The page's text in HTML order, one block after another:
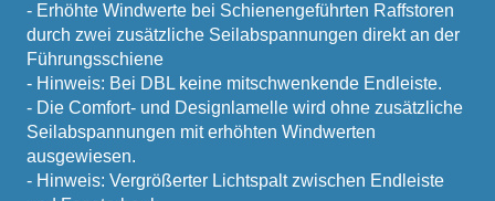
- Erhöhte Windwerte bei Schienengeführten Raffstoren
durch zwei zusätzliche Seilabspannungen direkt an der
Führungsschiene
- Hinweis: Bei DBL keine mitschwenkende Endleiste.
- Die Comfort- und Designlamelle wird ohne zusätzliche
Seilabspannungen mit erhöhten Windwerten
ausgewiesen.
- Hinweis: Vergrößerter Lichtspalt zwischen Endleiste